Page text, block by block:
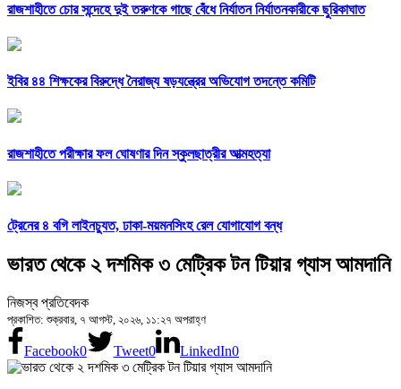
রাজশাহীতে চোর সন্দেহে দুই তরুণকে গাছে বেঁধে নির্যাতন নির্যাতনকারীকে ছুরিকাঘাত
ইবির ৪৪ শিক্ষকের বিরুদ্ধে নৈরাজ্য ষড়যন্ত্রের অভিযোগ তদন্তে কমিটি
রাজশাহীতে পরীক্ষার ফল ঘোষণার দিন স্কুলছাত্রীর আত্মহত্যা
ট্রেনের ৪ বগি লাইনচ্যুত, ঢাকা-ময়মনসিংহ রেল যোগাযোগ বন্ধ
ভারত থেকে ২ দশমিক ৩ মেট্রিক টন টিয়ার গ্যাস আমদানি
নিজস্ব প্রতিবেদক
প্রকাশিত: শুক্রবার, ৭ আগস্ট, ২০২৬, ১১:২৭ অপরাহ্ণ
Facebook0 Tweet0 LinkedIn0